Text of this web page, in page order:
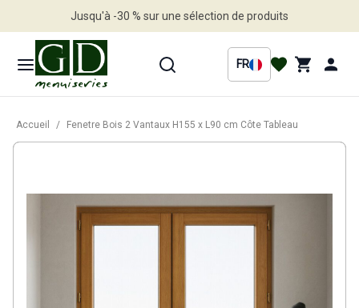
Jusqu'à -30 % sur une sélection de produits
FR
Accueil / Fenetre Bois 2 Vantaux H155 x L90 cm Côte Tableau